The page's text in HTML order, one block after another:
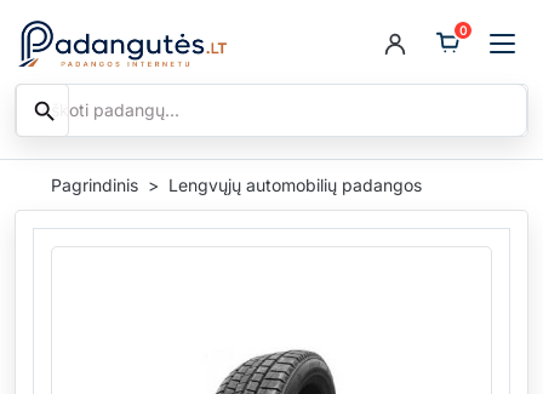
Ieškoti
search
0
Pagrindinis Lengvųjų automobilių padangos